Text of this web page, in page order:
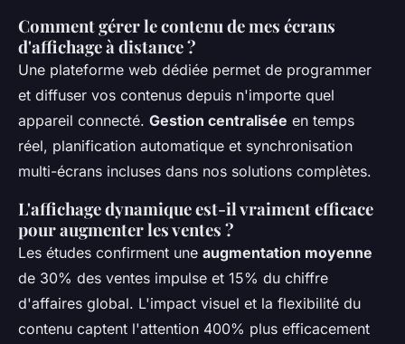
Comment gérer le contenu de mes écrans
d'affichage à distance ?
Une plateforme web dédiée permet de programmer
et diffuser vos contenus depuis n'importe quel
appareil connecté. Gestion centralisée en temps
réel, planification automatique et synchronisation
multi-écrans incluses dans nos solutions complètes.
L'affichage dynamique est-il vraiment efficace
pour augmenter les ventes ?
Les études confirment une augmentation moyenne
de 30% des ventes impulse et 15% du chiffre
d'affaires global. L'impact visuel et la flexibilité du
contenu captent l'attention 400% plus efficacement